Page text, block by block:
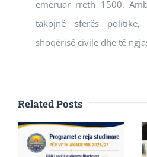
emëruar rreth 1500.
takojnë sferës politike,
shoqërisë civile dhe të
Related Posts